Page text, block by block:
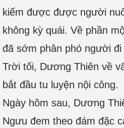
kiếm được được người
không kỳ quái. Về phần
đã sớm phân phó người đi
Trời tối, Dương Thiên về
bắt đầu tu luyện nội công.
Ngày hôm sau, Dương
Ngưu đem theo đám đặc